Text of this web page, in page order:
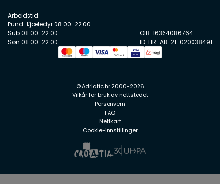
Arbeidstid:
Pund-Kjæledyr 08:00-22:00
Sub 08:00-22:00
Søn 08:00-22:00
OIB: 16364086764
ID: HR-AB-21-020038491
© Adriatic.hr 2000-2026
Vilkår for bruk av nettstedet
Personvern
FAQ
Nettkart
Cookie-innstillinger